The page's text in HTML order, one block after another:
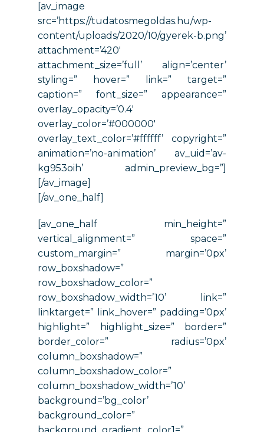
[av_image
src=’https://tudatosmegoldas.hu/wp-
content/uploads/2020/10/gyerek-b.png’
attachment=’420′
attachment_size=’full’ align=’center’
styling=” hover=” link=” target=”
caption=” font_size=” appearance=”
overlay_opacity=’0.4′
overlay_color=’#000000′
overlay_text_color=’#ffffff’ copyright=”
animation=’no-animation’ av_uid=’av-
kg953oih’ admin_preview_bg=”]
[/av_image]
[/av_one_half]
[av_one_half min_height=”
vertical_alignment=” space=”
custom_margin=” margin=’0px’
row_boxshadow=”
row_boxshadow_color=”
row_boxshadow_width=’10’ link=”
linktarget=” link_hover=” padding=’0px’
highlight=” highlight_size=” border=”
border_color=” radius=’0px’
column_boxshadow=”
column_boxshadow_color=”
column_boxshadow_width=’10’
background=’bg_color’
background_color=”